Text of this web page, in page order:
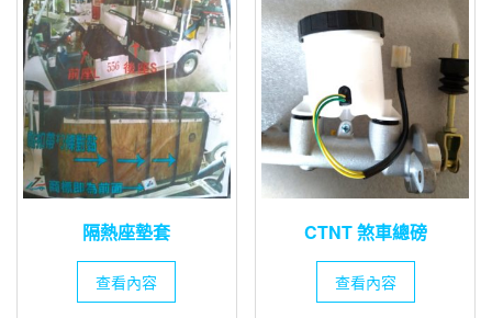
隔熱座墊套
查看內容
CTNT 煞車總磅
查看內容